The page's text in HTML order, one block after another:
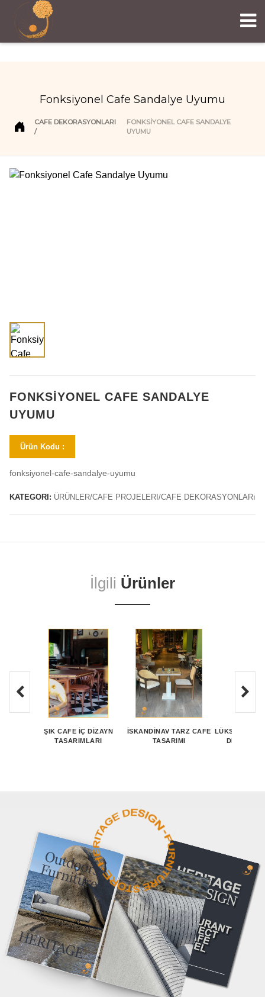
Fonksiyonel Cafe Sandalye Uyumu
CAFE DEKORASYONLARI
FONKSIYONEL CAFE SANDALYE
UYUMU
FONKSIYONEL CAFE SANDALYE
UYUMU
Ürün Kodu :
fonksiyonel-cafe-sandalye-uyumu
KATEGORI: ÜRÜNLER/CAFE PROJELERI/CAFE DEKORASYONLARı
İlgili Ürünler
ŞIK CAFE İÇ DIZAYN
TASARIMLARI
İSKANDINAV TARZ CAFE
TASARIMI
LÜKS CAFE